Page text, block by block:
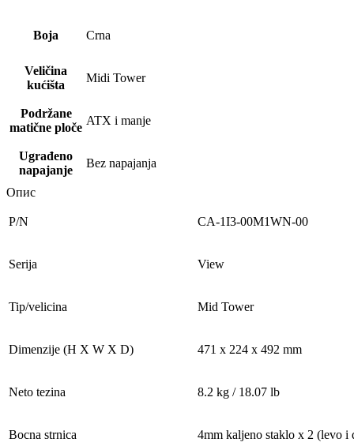
Boja Crna
Veličina
kućišta
Midi Tower
Podržane
matične ploče
ATX i manje
Ugrađeno
napajanje
Bez napajanja
Опис
P/N CA-1I3-00M1WN-00
Serija View
Tip/velicina Mid Tower
Dimenzije (H X W X D) 471 x 224 x 492 mm
Neto tezina 8.2 kg / 18.07 lb
Bocna strnica 4mm kaljeno staklo x 2 (levo i